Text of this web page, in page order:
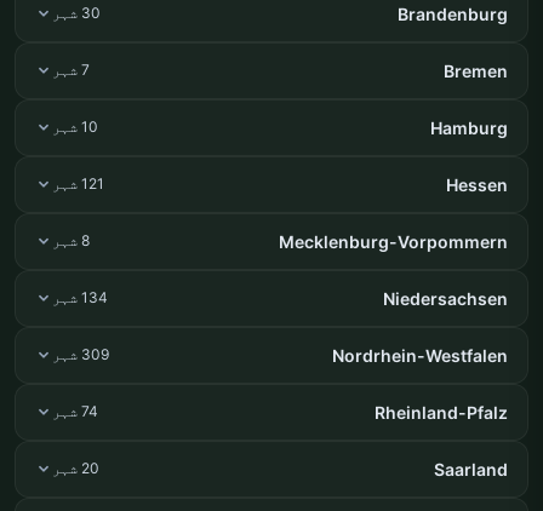
Brandenburg 30 شہر
Bremen 7 شہر
Hamburg 10 شہر
Hessen 121 شہر
Mecklenburg-Vorpommern 8 شہر
Niedersachsen 134 شہر
Nordrhein-Westfalen 309 شہر
Rheinland-Pfalz 74 شہر
Saarland 20 شہر